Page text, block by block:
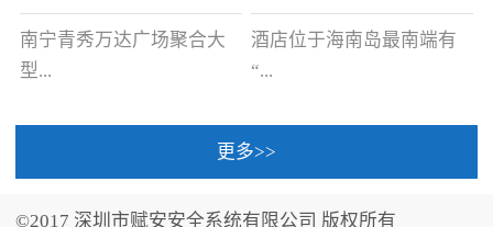
南宁青秀万达广场聚合大
型...
酒店位于海南岛最南端有
“...
中国的海岛天堂”之美称的
更多>>
©2017 深圳市赋安安全系统有限公司 版权所有